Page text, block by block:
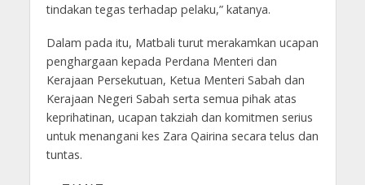
tindakan tegas terhadap pelaku,” katanya.
Dalam pada itu, Matbali turut merakamkan ucapan
penghargaan kepada Perdana Menteri dan
Kerajaan Persekutuan, Ketua Menteri Sabah dan
Kerajaan Negeri Sabah serta semua pihak atas
keprihatinan, ucapan takziah dan komitmen serius
untuk menangani kes Zara Qairina secara telus dan
tuntas.